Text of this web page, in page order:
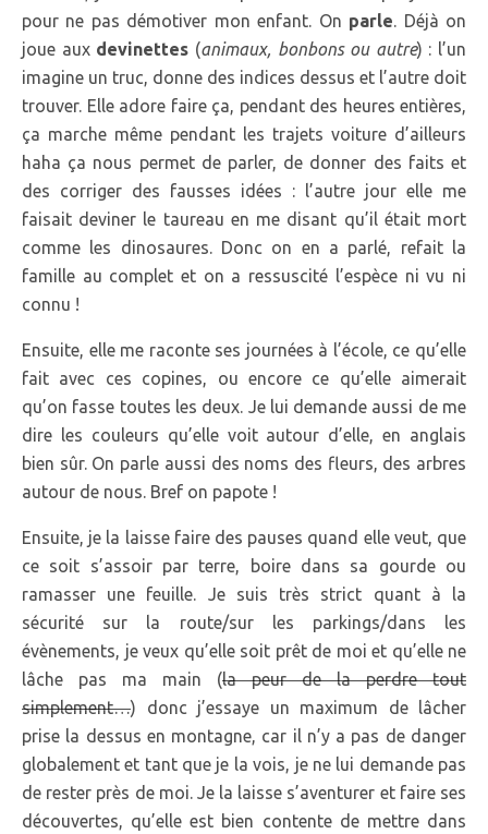
pour ne pas démotiver mon enfant. On parle. Déjà on
joue aux devinettes (animaux, bonbons ou autre) : l’un
imagine un truc, donne des indices dessus et l’autre doit
trouver. Elle adore faire ça, pendant des heures entières,
ça marche même pendant les trajets voiture d’ailleurs
haha ça nous permet de parler, de donner des faits et
des corriger des fausses idées : l’autre jour elle me
faisait deviner le taureau en me disant qu’il était mort
comme les dinosaures. Donc on en a parlé, refait la
famille au complet et on a ressuscité l’espèce ni vu ni
connu !
Ensuite, elle me raconte ses journées à l’école, ce qu’elle
fait avec ces copines, ou encore ce qu’elle aimerait
qu’on fasse toutes les deux. Je lui demande aussi de me
dire les couleurs qu’elle voit autour d’elle, en anglais
bien sûr. On parle aussi des noms des fleurs, des arbres
autour de nous. Bref on papote !
Ensuite, je la laisse faire des pauses quand elle veut, que
ce soit s’assoir par terre, boire dans sa gourde ou
ramasser une feuille. Je suis très strict quant à la
sécurité sur la route/sur les parkings/dans les
évènements, je veux qu’elle soit prêt de moi et qu’elle ne
lâche pas ma main (la peur de la perdre tout
simplement…) donc j’essaye un maximum de lâcher
prise la dessus en montagne, car il n’y a pas de danger
globalement et tant que je la vois, je ne lui demande pas
de rester près de moi. Je la laisse s’aventurer et faire ses
découvertes, qu’elle est bien contente de mettre dans